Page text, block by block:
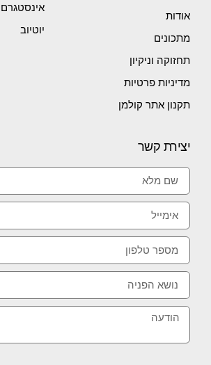
אודות
מתכונים
תחזוקה וניקיון
מדיניות פרטיות
תקנון אתר קולמן
אינסטגרם
יוטיוב
יצירת קשר